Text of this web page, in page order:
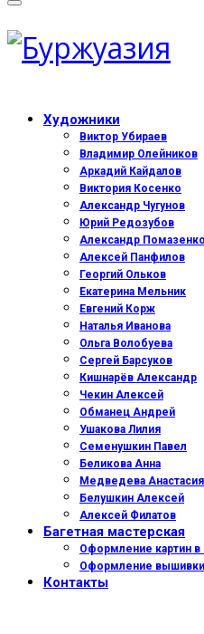
Художники
Виктор Убираев
Владимир Олейников
Аркадий Кайдалов
Виктория Косенко
Александр Чугунов
Юрий Редозубов
Александр Помазенко
Алексей Панфилов
Георгий Ольков
Екатерина Мельник
Евгений Корж
Наталья Иванова
Ольга Волобуева
Сергей Барсуков
Кишнарёв Александр
Чекин Алексей
Обманец Андрей
Ушакова Лилия
Семенушкин Павел
Беликова Анна
Медведева Анастасия
Белушкин Алексей
Алексей Филатов
Багетная мастерская
Оформление картин в
Оформление вышивки
Контакты